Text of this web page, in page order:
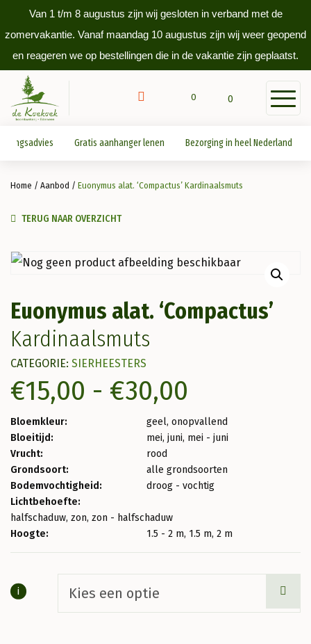
Van 1 t/m 8 augustus zijn wij gesloten in verband met de
zomervakantie. Vanaf maandag 10 augustus zijn wij weer geopend
en reageren we op bestellingen die in de vakantie zijn geplaatst.
0
0
Gratis aanhanger lenen Bezorging in heel Nederland
Home / Aanbod / Euonymus alat. ‘Compactus’ Kardinaalsmuts
TERUG NAAR OVERZICHT
Euonymus alat. ‘Compactus’
Kardinaalsmuts
CATEGORIE: SIERHEESTERS
€15,00 - €30,00
€15,00
tot
€30,00
Bloemkleur:
geel, onopvallend
Bloeitijd:
mei, juni, mei - juni
Vrucht:
rood
Grondsoort:
alle grondsoorten
Bodemvochtigheid:
droog - vochtig
Lichtbehoefte:
halfschaduw, zon, zon - halfschaduw
Hoogte:
1.5 - 2 m, 1.5 m, 2 m
i